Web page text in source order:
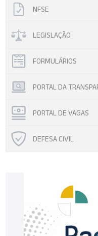
NFSE
LEGISLAÇÃO
FORMULÁRIOS
PORTAL DA
PORTAL DE VAGAS
DEFESA CIVIL